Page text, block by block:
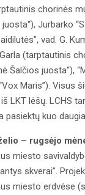
chorinės
Jurbarko
vad. G.
Garla (tarptautinis
Šalčios juosta“),
Maris”). Visus
LKT lėšų. LCHS
pasiektų kuo
– rugsėjo
miesto
skverai”.
miesto erdvėse